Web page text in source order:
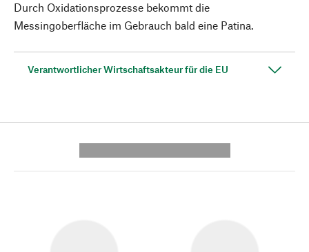
Durch Oxidationsprozesse bekommt die
Messingoberfläche im Gebrauch bald eine Patina.
Verantwortlicher Wirtschaftsakteur für die EU